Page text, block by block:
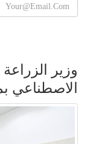
وزير الزراعة
الاصطناعي